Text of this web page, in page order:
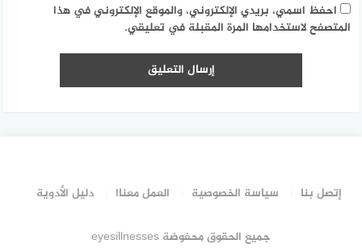
احفظ اسمي، بريدي الإلكتروني، والموقع الإلكتروني في هذا
المتصفح لاستخدامها المرة المقبلة في تعليقي.
إتصل بنا سياسة الخصوصية العمل معنا! دليل الأدوية
جميع الحقوق محفوضة eyesillnesses